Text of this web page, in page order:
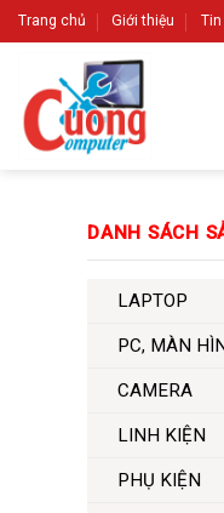
Skip
to
Trang chủ Giới thiệu
DANH SÁCH
LAPTOP
PC, MÀN
CAMERA
LINH KIỆN
PHỤ KIỆN